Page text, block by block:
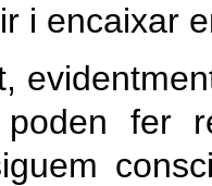
i encaixar
fer